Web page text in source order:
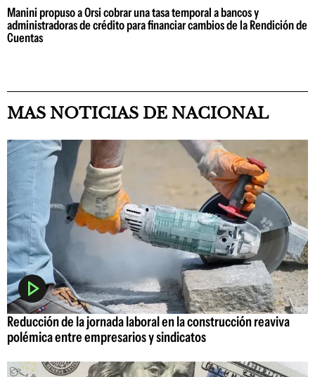
Manini propuso a Orsi cobrar una tasa temporal a bancos y
administradoras de crédito para financiar cambios de la Rendición de
Cuentas
MAS NOTICIAS DE NACIONAL
Reducción de la jornada laboral en la construcción reaviva
polémica entre empresarios y sindicatos